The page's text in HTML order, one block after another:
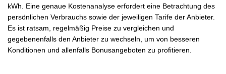
kWh. Eine genaue Kostenanalyse erfordert eine Betrachtung des
persönlichen Verbrauchs sowie der jeweiligen Tarife der Anbieter.
Es ist ratsam, regelmäßig Preise zu vergleichen und
gegebenenfalls den Anbieter zu wechseln, um von besseren
Konditionen und allenfalls Bonusangeboten zu profitieren.